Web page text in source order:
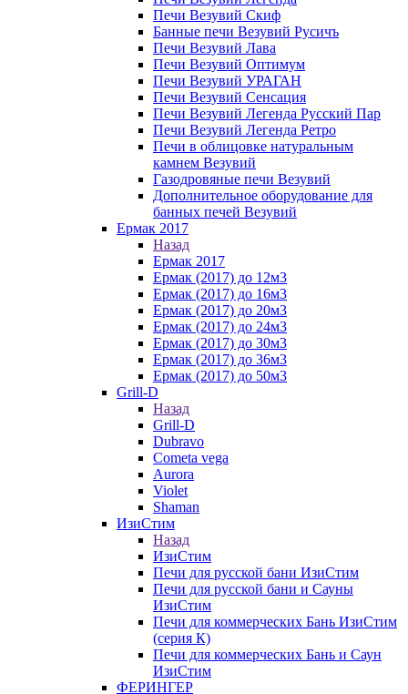
Печи Везувий Скиф
Банные печи Везувий Русичъ
Печи Везувий Лава
Печи Везувий Оптимум
Печи Везувий УРАГАН
Печи Везувий Сенсация
Печи Везувий Легенда Русский Пар
Печи Везувий Легенда Ретро
Печи в облицовке натуральным
камнем Везувий
Газодровяные печи Везувий
Дополнительное оборудование для
банных печей Везувий
Ермак 2017
Назад
Ермак 2017
Ермак (2017) до 12м3
Ермак (2017) до 16м3
Ермак (2017) до 20м3
Ермак (2017) до 24м3
Ермак (2017) до 30м3
Ермак (2017) до 36м3
Ермак (2017) до 50м3
Grill-D
Назад
Grill-D
Dubravo
Cometa vega
Aurora
Violet
Shaman
ИзиСтим
Назад
ИзиСтим
Печи для русской бани ИзиСтим
Печи для русской бани и Сауны
ИзиСтим
Печи для коммерческих Бань ИзиСтим
(серия К)
Печи для коммерческих Бань и Саун
ИзиСтим
ФЕРИНГЕР